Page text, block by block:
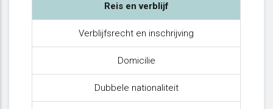
Reis en verblijf
Verblijfsrecht en inschrijving
Domicilie
Dubbele nationaliteit